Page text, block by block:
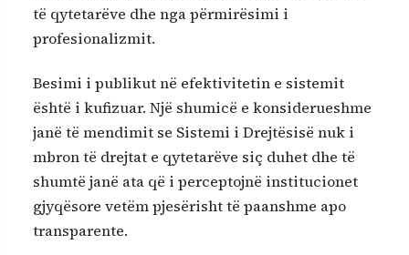
të qytetarëve dhe nga përmirësimi i
profesionalizmit.
Besimi i publikut në efektivitetin e sistemit
është i kufizuar. Një shumicë e konsiderueshme
janë të mendimit se Sistemi i Drejtësisë nuk i
mbron të drejtat e qytetarëve siç duhet dhe të
shumtë janë ata që i perceptojnë institucionet
gjyqësore vetëm pjesërisht të paanshme apo
transparente.